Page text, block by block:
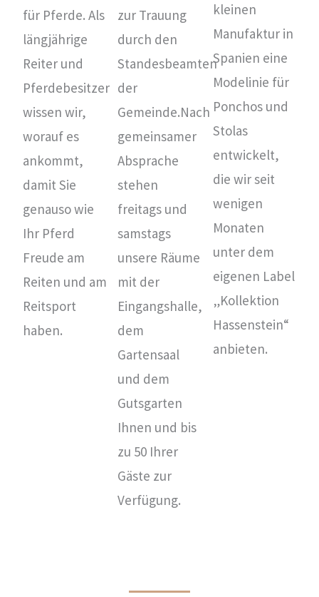
für Pferde. Als
längjährige
Reiter und
Pferdebesitzer
wissen wir,
worauf es
ankommt,
damit Sie
genauso wie
Ihr Pferd
Freude am
Reiten und am
Reitsport
haben.
zur Trauung
durch den
Standesbeamten
der
Gemeinde.Nach
gemeinsamer
Absprache
stehen
freitags und
samstags
unsere Räume
mit der
Eingangshalle,
dem
Gartensaal
und dem
Gutsgarten
Ihnen und bis
zu 50 Ihrer
Gäste zur
Verfügung.
kleinen
Manufaktur in
Spanien eine
Modelinie für
Ponchos und
Stolas
entwickelt,
die wir seit
wenigen
Monaten
unter dem
eigenen Label
„Kollektion
Hassenstein“
anbieten.